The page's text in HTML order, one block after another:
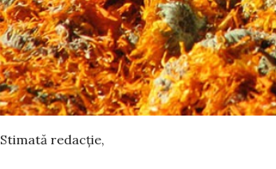
Stimată redacție,